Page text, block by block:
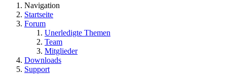
Navigation
Startseite
Forum
Unerledigte Themen
Team
Mitglieder
Downloads
Support